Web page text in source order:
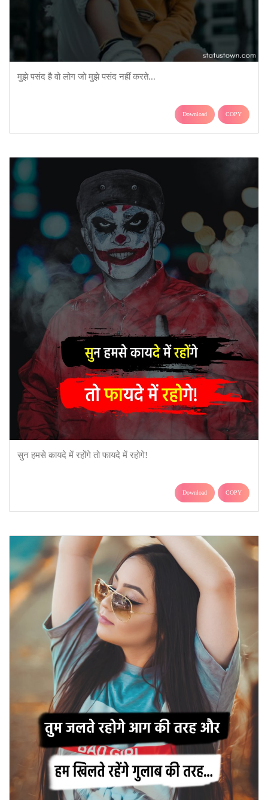
मुझे पसंद है वो लोग जो मुझे पसंद नहीं करते...
Download COPY
सुन हमसे कायदे में रहोंगे तो फायदे में रहोगे!
Download COPY